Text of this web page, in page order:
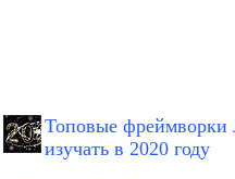
Топовые фреймворки
изучать в 2020 году